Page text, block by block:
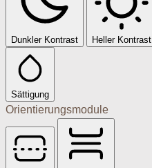
Dunkler Kontrast Heller Kontrast
Sättigung
Orientierungsmodule